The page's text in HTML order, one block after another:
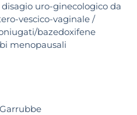
uro-ginecologico da
vescico-vaginale /
bazedoxifene
menopausali